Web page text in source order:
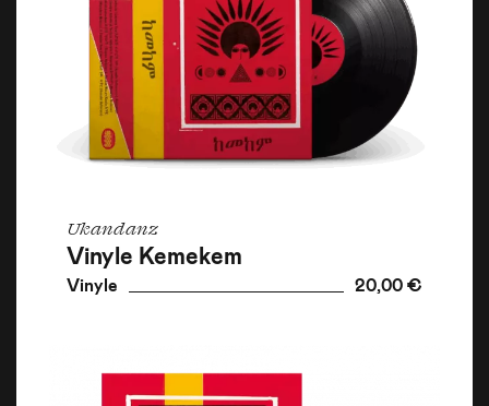
Ukandanz
Vinyle Kemekem
Vinyle 20,00 €